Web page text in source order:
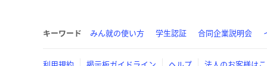
キーワード みん就の使い方 学生認証 合同企業説明会